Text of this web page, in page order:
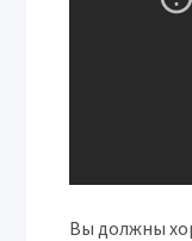
Вы должны